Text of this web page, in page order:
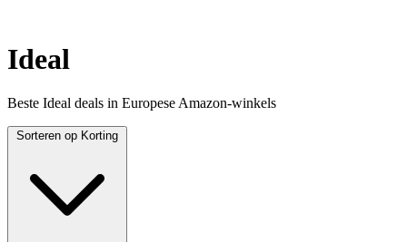
Ideal
Beste Ideal deals in Europese Amazon-winkels
Sorteren op Korting